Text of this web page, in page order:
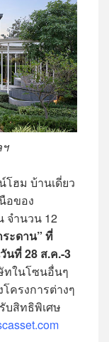
ฮม บ้านเดี่ยว
อของ
จำนวน 12
ะดาน” ที่
นที่28 ส.ค.-3
ทในโซนอื่นๆ
ครงการต่างๆ
บสิทธิพิเศษ